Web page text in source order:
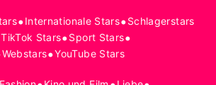
•Internationale Stars•Schlagerstars
TikTok Stars•Sport Stars•
Webstars•YouTube Stars